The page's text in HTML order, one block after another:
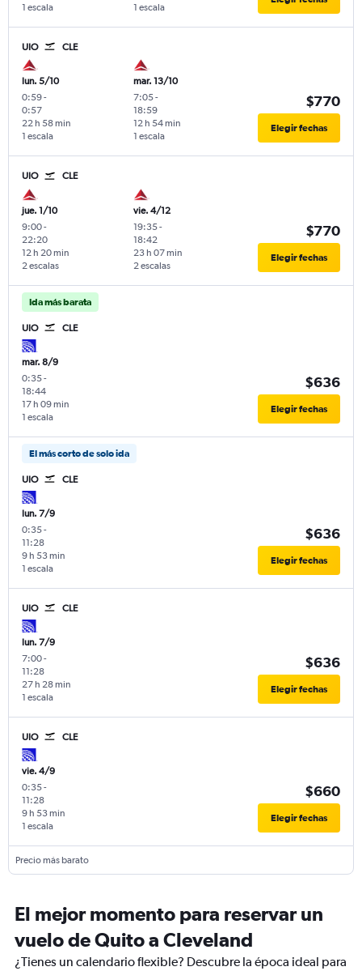
1 escala
1 escala
UIO CLE
lun. 5/10
0:59-
0:57
1 escala
22 h 58 min
mar. 13/10
7:05-
18:59
1 escala
12 h 54 min
$770
Elegir fechas
UIO CLE
jue. 1/10
9:00-
22:20
2 escalas
12 h 20 min
vie. 4/12
19:35-
18:42
2 escalas
23 h 07 min
$770
Elegir fechas
Ida más barata
UIO CLE
mar. 8/9
0:35-
18:44
1 escala
17 h 09 min
$636
Elegir fechas
El más corto de solo ida
UIO CLE
lun. 7/9
0:35-
11:28
1 escala
9 h 53 min
$636
Elegir fechas
UIO CLE
lun. 7/9
7:00-
11:28
1 escala
27 h 28 min
$636
Elegir fechas
UIO CLE
vie. 4/9
0:35-
11:28
1 escala
9 h 53 min
$660
Elegir fechas
Precio más barato
El mejor momento para reservar un
vuelo de Quito a Cleveland
¿Tienes un calendario flexible? Descubre la época ideal para